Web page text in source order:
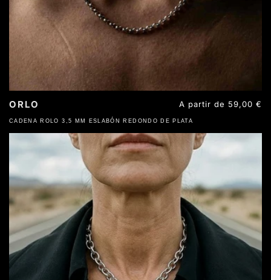
CADENA ROLO 3,5 MM ESLABÓN REDONDO DE PLATA
ORLO
Precio
habitual
A partir de 59,00 €
ACERO INOXIDABLE